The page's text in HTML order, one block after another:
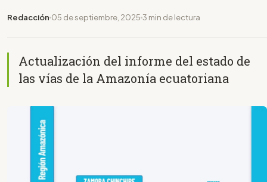
Redacción 05 de septiembre, 2025 3 min de lectura
Actualización del informe del estado de
las vías de la Amazonía ecuatoriana